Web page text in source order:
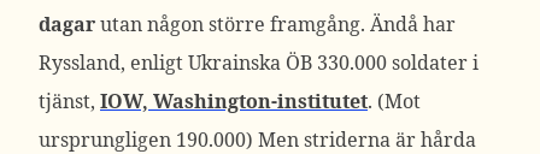
dagarutan någon större framgång. Ändå har
Ryssland, enligt Ukrainska ÖB 330.000 soldater i
tjänst, IOW, Washington-institutet. (Mot
ursprungligen 190.000) Men striderna är hårda